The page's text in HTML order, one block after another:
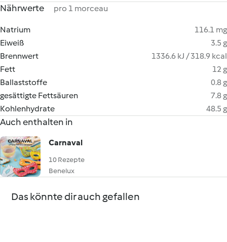
Nährwerte pro 1 morceau
Natrium
116.1 mg
Eiweiß
3.5 g
Brennwert
1336.6 kJ / 318.9 kcal
Fett
12 g
Ballaststoffe
0.8 g
gesättigte Fettsäuren
7.8 g
Kohlenhydrate
48.5 g
Auch enthalten in
Carnaval
10 Rezepte
Benelux
Das könnte dir auch gefallen